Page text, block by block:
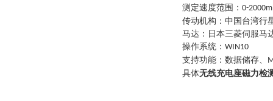
测定速度范围： 0-
传动机构：中国台湾行
马达：日本三菱伺服马
操作系统： WIN10
支持功能：数据储存、
具体无线充电座磁力检